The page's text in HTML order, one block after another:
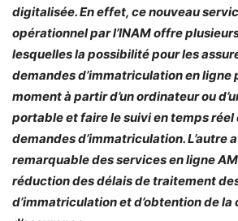
digitalisée. En effet, ce nouveau
opérationnel par l’INAM offre
lesquelles la possibilité pour les
demandes d’immatriculation en ligne
moment à partir d’un ordinateur ou
portable et faire le suivi en temps réel
demandes d’immatriculation. L’autre
remarquable des services en ligne
réduction des délais de traitement
d’immatriculation et d’obtention de la